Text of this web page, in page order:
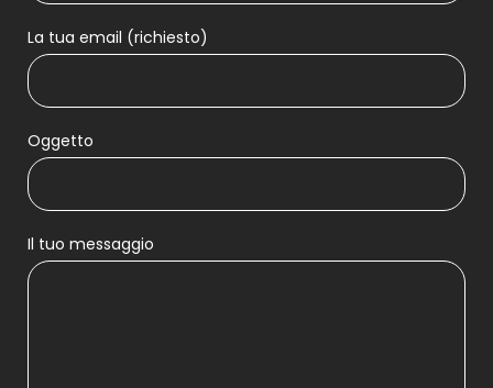
La tua email (richiesto)
Oggetto
Il tuo messaggio